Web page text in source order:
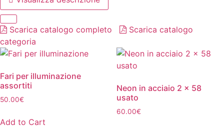
Scarica catalogo completo
Scarica catalogo
categoria
Fari per illuminazione
assortiti
50.00€
Add to Cart
Neon in acciaio 2 x 58
usato
60.00€